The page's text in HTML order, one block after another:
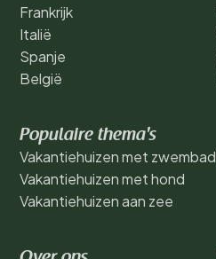
Frankrijk
Italië
Spanje
België
Populaire thema's
Vakantiehuizen met zwembad
Vakantiehuizen met hond
Vakantiehuizen aan zee